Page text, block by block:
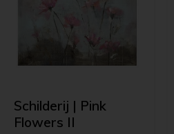
Schilderij | Pink
Flowers II